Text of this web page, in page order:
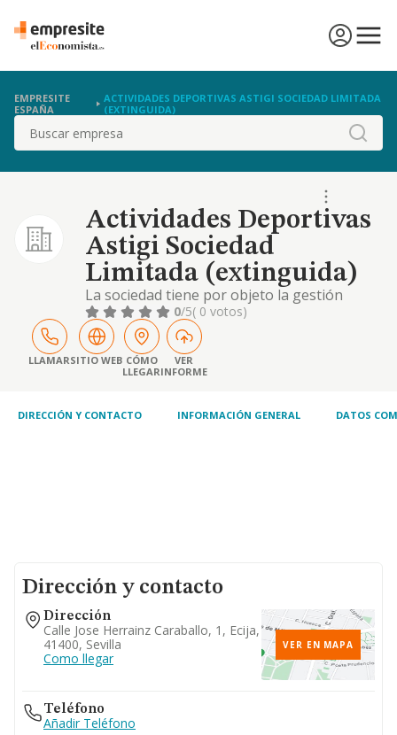
EMPRESITE
ESPAÑA
ACTIVIDADES DEPORTIVAS ASTIGI SOCIEDAD LIMITADA
(EXTINGUIDA)
Buscar
Actividades Deportivas
Astigi Sociedad
Limitada (extinguida)
La sociedad tiene por objeto la gestión
deportiva, escuelas y servicios deperfección
del deporte, gestión de instalaciones
deportivas, la gestión y administración de
entidades deportivas y el asesoramiento en
materia deportiva
0/5( 0 votos)
LLAMARSITIO WEB CÓMO
LLEGAR
VER
INFORME
DIRECCIÓN Y CONTACTO INFORMACIÓN GENERAL DATOS
Dirección y contacto
Dirección
Calle Jose Herrainz Caraballo, 1, Ecija,
41400, Sevilla
Como llegar
VER EN MAPA
Teléfono
Añadir Teléfono